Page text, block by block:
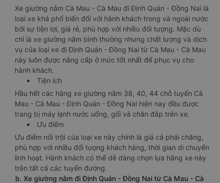
Xe giường nằm Cà Mau - Cà Mau đi Định Quán - Đồng Nai là
loại xe khá phổ biến đối với hành khách trong và ngoài nước
bởi sự tiện lợi, giá rẻ, phù hợp với nhiều đối tượng. Mặc dù
chỉ là xe giường nằm bình thường nhưng chất lượng và dịch
vụ của loại xe đi Định Quán - Đồng Nai từ Cà Mau - Cà Mau
này luôn được nâng cấp ở mức tốt nhất để phục vụ cho
hành khách.
Tiện ích
Hầu hết các hãng xe giường nằm 38, 40, 44 chỗ tuyến Cà
Mau - Cà Mau - Định Quán - Đồng Nai hiện nay đều được
trang bị máy lạnh nước uống, gối và chăn đắp trên xe.
Ưu điểm
Ưu điểm nổi trội của loại xe này chính là giá cả phải chăng,
phù hợp với nhiều đối tượng khách hàng, thời gian di chuyển
linh hoạt. Hành khách có thể dễ dàng chọn lựa hãng xe này
trên tất cả các tuyến đường.
b. Xe giường nằm đi Định Quán - Đồng Nai từ Cà Mau - Cà